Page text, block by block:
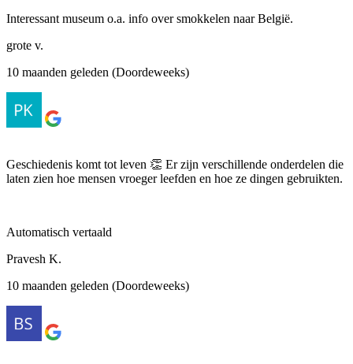
Interessant museum o.a. info over smokkelen naar België.
grote v.
10 maanden geleden (Doordeweeks)
Geschiedenis komt tot leven 👏 Er zijn verschillende onderdelen die
laten zien hoe mensen vroeger leefden en hoe ze dingen gebruikten.
Automatisch vertaald
Pravesh K.
10 maanden geleden (Doordeweeks)